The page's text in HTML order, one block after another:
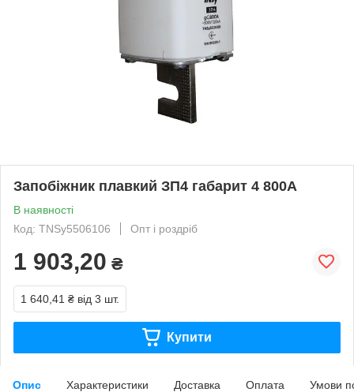
Запобіжник плавкий ЗП4 габарит 4 800А
В наявності
Код: TNSy5506106
Опт і роздріб
1 903,20 ₴
1 640,41 ₴ від 3 шт.
Купити
Опис Характеристики Доставка Оплата Умови